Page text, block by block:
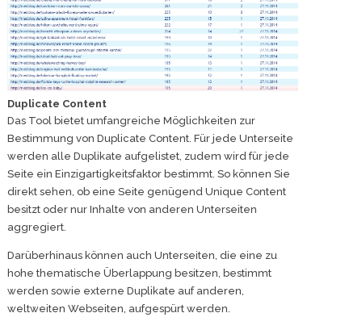
Duplicate Content
Das Tool bietet umfangreiche Möglichkeiten zur
Bestimmung von Duplicate Content. Für jede Unterseite
werden alle Duplikate aufgelistet, zudem wird für jede
Seite ein Einzigartigkeitsfaktor bestimmt. So können Sie
direkt sehen, ob eine Seite genügend Unique Content
besitzt oder nur Inhalte von anderen Unterseiten
aggregiert.
Darüberhinaus können auch Unterseiten, die eine zu
hohe thematische Überlappung besitzen, bestimmt
werden sowie externe Duplikate auf anderen,
weltweiten Webseiten, aufgespürt werden.